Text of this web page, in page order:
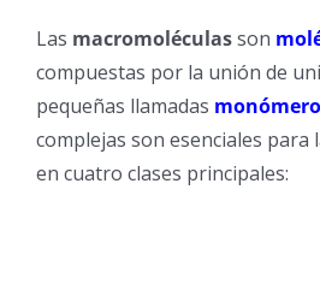
Las macromoléculasson
compuestas por la unión de
pequeñas llamadas
complejas son esenciales para
en cuatro clases principales: